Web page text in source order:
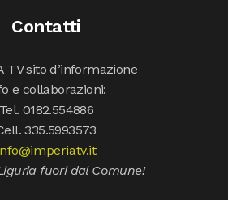
Contatti
TV sito d’informazione
e collaborazioni:
Tel. 0182.554886
335.5993573
fuori dal Comune!